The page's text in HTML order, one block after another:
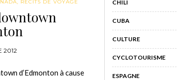
, RÉCITS DE VOYAGE
2012
d’Edmonton à cause
CHILI
CUBA
CULTURE
CYCLOTOURISME
ESPAGNE